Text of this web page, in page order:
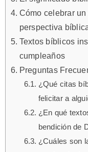
Cómo celebrar
perspectiva
Textos bíblicos
cumpleaños
Preguntas
¿Qué citas
felicitar a
¿En qué
bendición de
¿Cuáles son